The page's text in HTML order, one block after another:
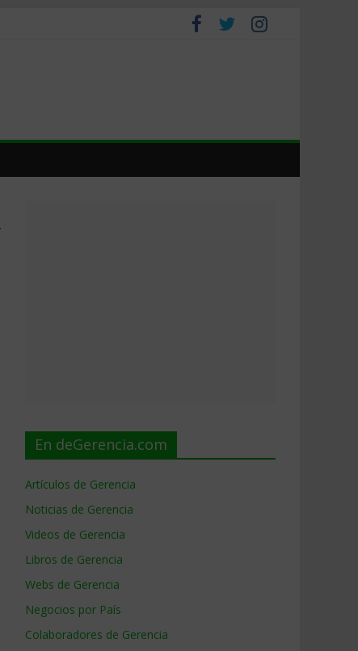
En deGerencia.com
Artículos de Gerencia
Noticias de Gerencia
Videos de Gerencia
Libros de Gerencia
Webs de Gerencia
Negocios por País
Colaboradores de Gerencia